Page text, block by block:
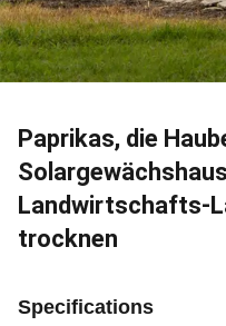
Paprikas, die
Landwirtschafts-
trocknen
Specifications